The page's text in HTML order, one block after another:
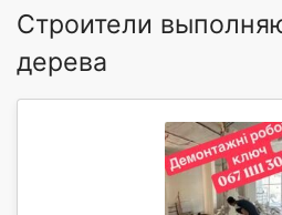
Строители
дерева